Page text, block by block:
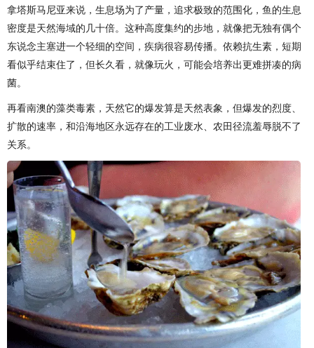
拿塔斯马尼亚来说，生息场为了产量，追求极致的范围化，鱼的生息
密度是天然海域的几十倍。这种高度集约的步地，就像把无独有偶个
东说念主塞进一个轻细的空间，疾病很容易传播。依赖抗生素，短期
看似乎结束住了，但长久看，就像玩火，可能会培养出更难拼凑的病
菌。
再看南澳的藻类毒素，天然它的爆发算是天然表象，但爆发的烈度、
扩散的速率，和沿海地区永远存在的工业废水、农田径流羞辱脱不了
关系。